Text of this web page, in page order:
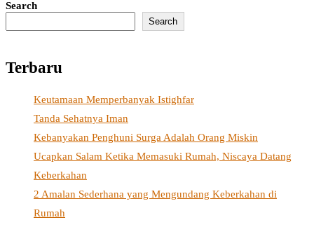
Search
Search
Terbaru
Keutamaan Memperbanyak Istighfar
Tanda Sehatnya Iman
Kebanyakan Penghuni Surga Adalah Orang Miskin
Ucapkan Salam Ketika Memasuki Rumah, Niscaya Datang
Keberkahan
2 Amalan Sederhana yang Mengundang Keberkahan di
Rumah